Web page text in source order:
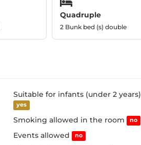
Quadruple
2 Bunk bed (s) double
Suitable for infants (under 2 years)
yes
Smoking allowed in the room no
Events allowed no